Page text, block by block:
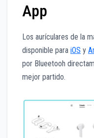
App
Los aurículares de la
disponible para iOS y
por Blueetooh
mejor partido.